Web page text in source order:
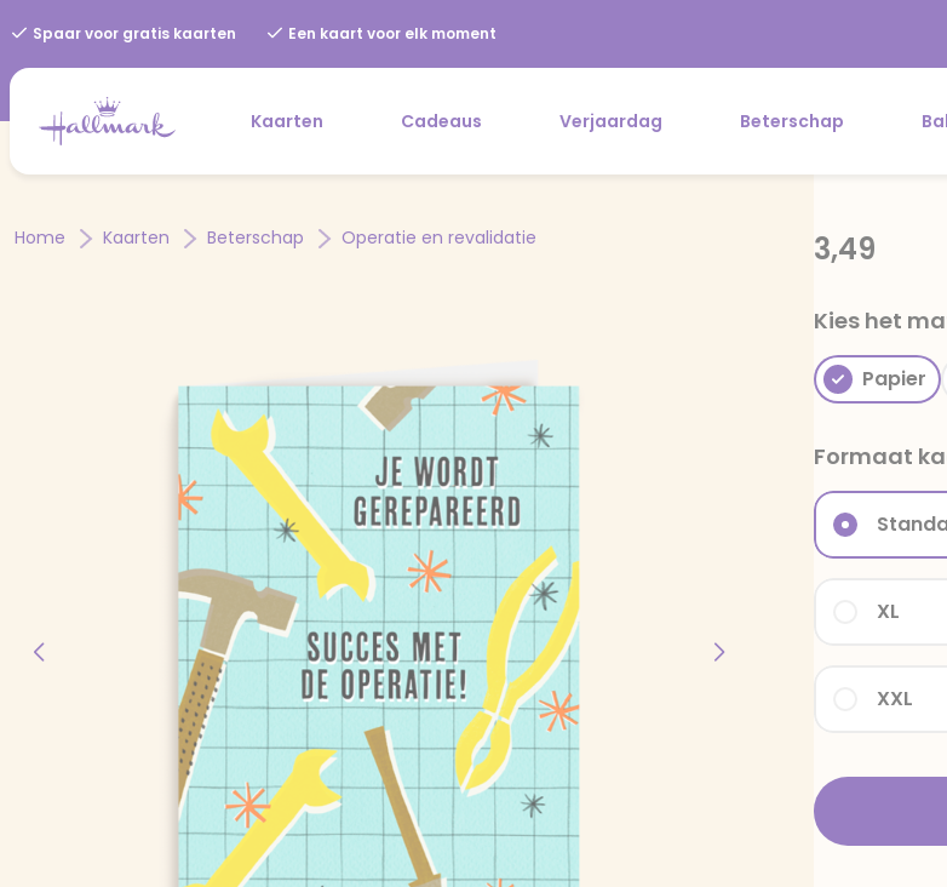
Spaar voor gratis kaarten Een kaart voor elk moment
Kaarten Cadeaus Verjaardag Beterschap
Home Kaarten Beterschap Operatie en revalidatie 3,49
Kies het
Papier
Formaat
XXL
XL